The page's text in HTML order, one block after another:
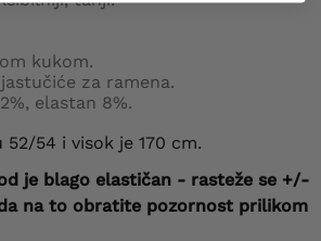
kukom.
za ramena.
elastan 8%.
54 i visok je 170 cm.
je blago elastičan - rasteže se +/-
na to obratite pozornost prilikom